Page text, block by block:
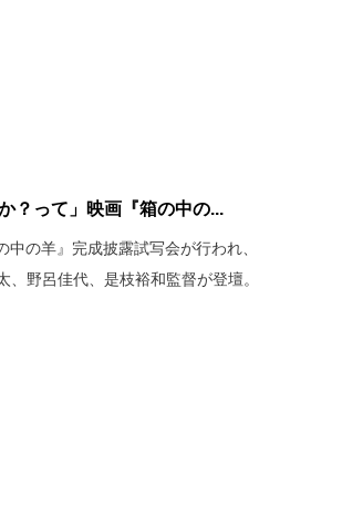
？って」映画『箱の中の...
の羊』完成披露試写会が行われ、
野呂佳代、是枝裕和監督が登壇。